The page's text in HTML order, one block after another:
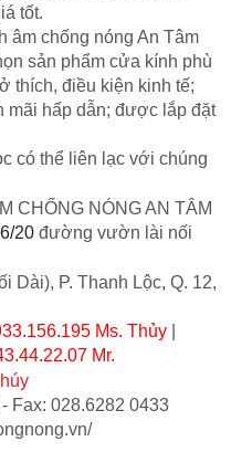
tốt.
âm chống nóng An Tâm
sản phẩm cửa kính phù
thích, điều kiện kinh tế;
mãi hấp dẫn; được lắp đặt
có thể liên lạc với chúng
CHỐNG NÓNG AN TÂM
20đường vườn lài nối
Dài), P. Thanh Lộc, Q. 12,
Ms. Thủy|
Mr.
Fax: 028.6282 0433